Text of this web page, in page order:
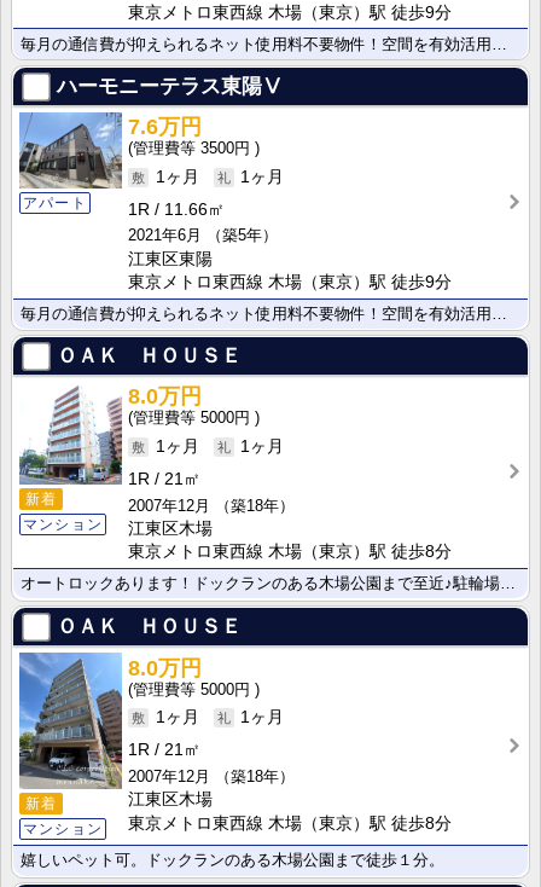
東京メトロ東西線 木場（東京）駅 徒歩9分
ハーモニーテラス東陽Ⅴ
アパート
7.6万円
3500円
1ヶ月
1ヶ月
1R
11.66㎡
2021年6月
（築5年）
江東区東陽
東京メトロ東西線 木場（東京）駅 徒歩9分
ＯＡＫ ＨＯＵＳＥ
新着
マンション
8.0万円
5000円
1ヶ月
1ヶ月
1R
21㎡
2007年12月
（築18年）
江東区木場
東京メトロ東西線 木場（東京）駅 徒歩8分
オートロックあります！ドックランのある木場公園まで至近♪駐輪場1台まで無料！
ＯＡＫ ＨＯＵＳＥ
新着
マンション
8.0万円
5000円
1ヶ月
1ヶ月
1R
21㎡
2007年12月
（築18年）
江東区木場
東京メトロ東西線 木場（東京）駅 徒歩8分
嬉しいペット可。ドックランのある木場公園まで徒歩１分。